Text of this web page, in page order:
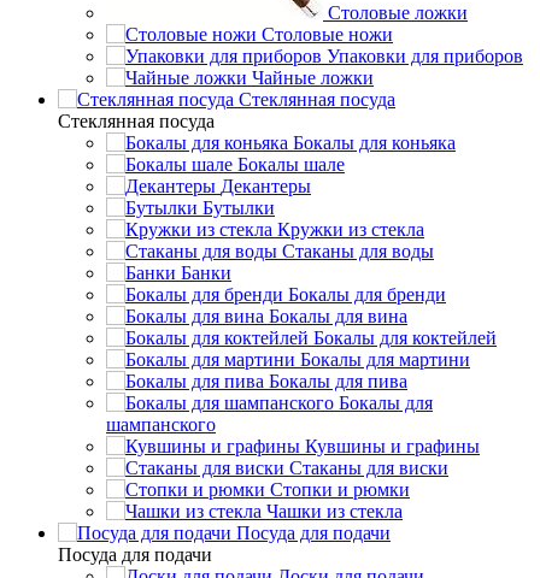
Столовые ложки
Столовые ножи
Упаковки для приборов
Чайные ложки
Стеклянная посуда
Стеклянная посуда
Бокалы для коньяка
Бокалы шале
Декантеры
Бутылки
Кружки из стекла
Стаканы для воды
Банки
Бокалы для бренди
Бокалы для вина
Бокалы для коктейлей
Бокалы для мартини
Бокалы для пива
Бокалы для
шампанского
Кувшины и графины
Стаканы для виски
Стопки и рюмки
Чашки из стекла
Посуда для подачи
Посуда для подачи